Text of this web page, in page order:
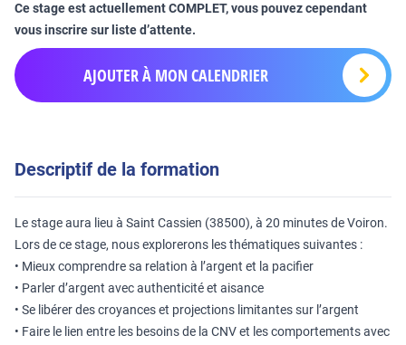
Ce stage est actuellement COMPLET, vous pouvez cependant
vous inscrire sur liste d’attente.
AJOUTER À MON CALENDRIER
Descriptif de la formation
Le stage aura lieu à Saint Cassien (38500), à 20 minutes de Voiron.
Lors de ce stage, nous explorerons les thématiques suivantes :
• Mieux comprendre sa relation à l’argent et la pacifier
• Parler d’argent avec authenticité et aisance
• Se libérer des croyances et projections limitantes sur l’argent
• Faire le lien entre les besoins de la CNV et les comportements avec